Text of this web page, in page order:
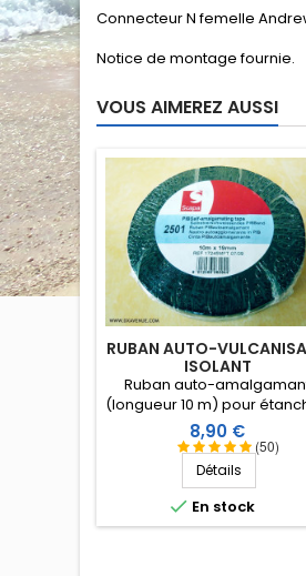
Connecteur N femelle
Notice de montage fournie.
VOUS AIMEREZ AUSSI
RUBAN AUTO-
ISOLANT
(50)
Ruban auto-
(longueur 10 m) pour
isoler et protéger contre
l’humidité et la formation
rouille. Devient une masse
homogène et résiste aux
hautes tensions.
Prix
8,90 €
Détails
 En stock